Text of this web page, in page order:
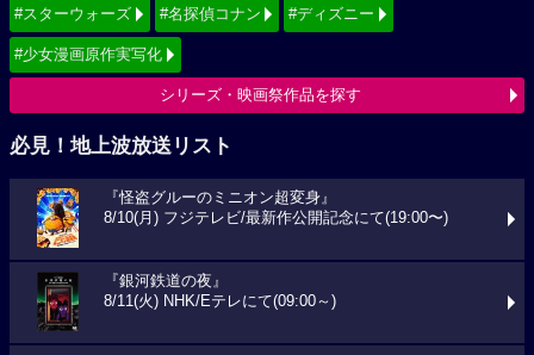
#スターウォーズ #名探偵コナン #ディズニー
#少女漫画原作実写化
シリーズ・映画祭作品を探す
必見！地上波放送リスト
『怪盗グルーのミニオン超変身』
8/10(月) フジテレビ/最新作公開記念にて(19:00〜)
『銀河鉄道の夜』
8/11(火) NHK/Eテレにて(09:00～)